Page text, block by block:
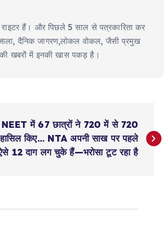
राइटर हैं। और पिछले 5 साल से पत्रकारिता कर
दैनिक जागरण,लोकल वोकल, जैसी प्रमुख
खबरों में इनकी खास पकड़ है।
में 67 छात्रों ने 720 में से 720
किए… NTA अपनी साख पर पहले
12 दाग लग चुके हैं—भरोसा टूट रहा है